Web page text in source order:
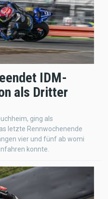
IDM-
als Dritter
ging als
letzte Rennwochenende
vier und fünf ab womi
konnte.